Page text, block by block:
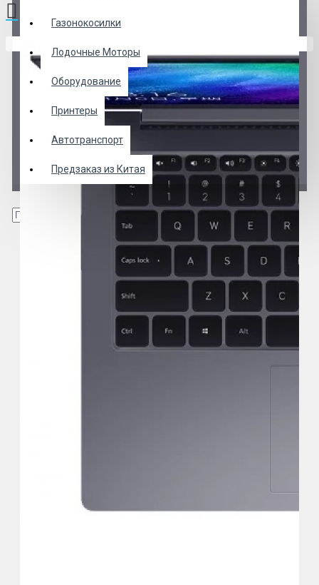
Газонокосилки
Лодочные Моторы
Оборудование
Принтеры
Автотранспорт
Предзаказ из Китая